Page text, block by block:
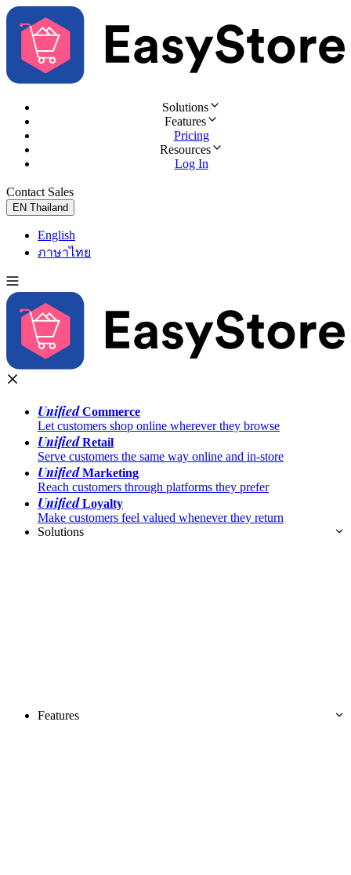
Solutions
Features
Pricing
Resources
Log In
Contact Sales
EN Thailand
English
ภาษาไทย
UnifiedCommerce
Let customers shop online wherever they browse
UnifiedRetail
Serve customers the same way online and in-store
UnifiedMarketing
Reach customers through platforms they prefer
UnifiedLoyalty
Make customers feel valued whenever they return
Solutions
Features